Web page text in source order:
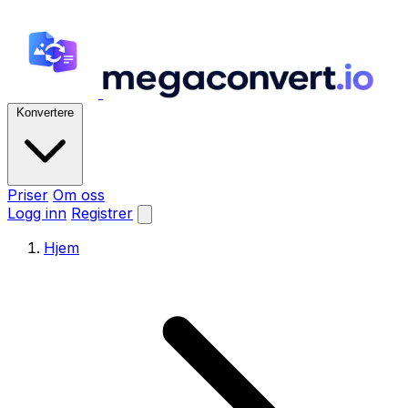
Konvertere
Priser Om oss
Logg inn Registrer
Hjem